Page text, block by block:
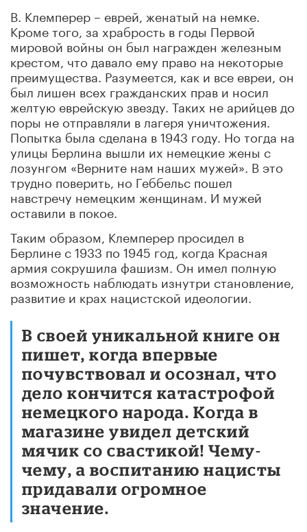
В. Клемперер – еврей, женатый на немке.
Кроме того, за храбрость в годы Первой
мировой войны он был награжден железным
крестом, что давало ему право на некоторые
преимущества. Разумеется, как и все евреи, он
был лишен всех гражданских прав и носил
желтую еврейскую звезду. Таких не арийцев до
поры не отправляли в лагеря уничтожения.
Попытка была сделана в 1943 году. Но тогда на
улицы Берлина вышли их немецкие жены с
лозунгом «Верните нам наших мужей». В это
трудно поверить, но Геббельс пошел
навстречу немецким женщинам. И мужей
оставили в покое.
Таким образом, Клемперер просидел в
Берлине с 1933 по 1945 год, когда Красная
армия сокрушила фашизм. Он имел полную
возможность наблюдать изнутри становление,
развитие и крах нацистской идеологии.
В своей уникальной книге он
пишет, когда впервые
почувствовал и осознал, что
дело кончится катастрофой
немецкого народа. Когда в
магазине увидел детский
мячик со свастикой! Чему-
чему, а воспитанию нацисты
придавали огромное
значение.